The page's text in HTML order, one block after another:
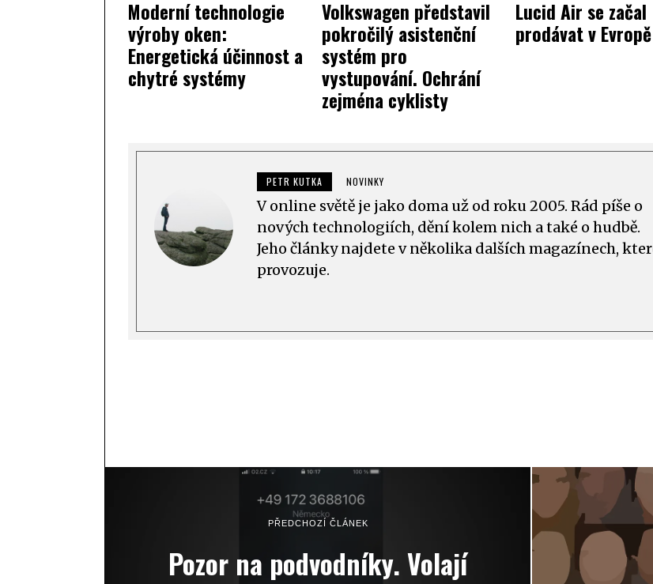
Moderní technologie
výroby oken:
Energetická účinnost a
chytré systémy
Volkswagen představil
pokročilý asistenční
systém pro
vystupování. Ochrání
zejména cyklisty
Lucid Air se začal
prodávat v Evropě
PETR KUTKA NOVINKY
V online světě je jako doma už od roku 2005. Rád píše o
nových technologiích, dění kolem nich a také o hudbě.
Jeho články najdete v několika dalších magazínech,
provozuje.
PŘEDCHOZÍ ČLÁNEK
Pozor na podvodníky. Volají